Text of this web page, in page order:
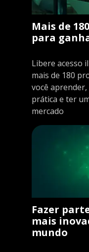
Mais de
para
Libere acesso
mais de 180
você
prática e ter
mercado
Fazer
mais
mundo